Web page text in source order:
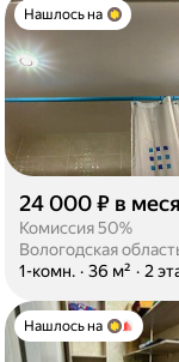
Нашлось на
24 000 ₽ в
Комиссия 50%
Вологодская
1-комн. · 36 м² · 2
Нашлось на